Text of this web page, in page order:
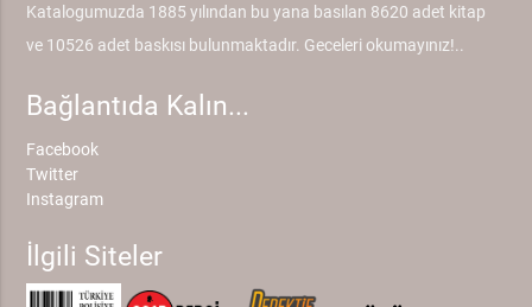
Katalogumuzda 1885 yılından bu yana basılan 8620 adet kitap
ve 10526 adet baskısı bulunmaktadır. Geceleri okumayınız!..
Bağlantıda Kalın...
Facebook
Twitter
Instagram
İlgili Siteler